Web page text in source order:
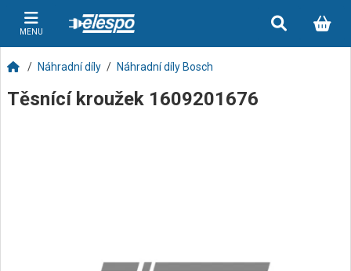
MENU
Náhradní díly Náhradní díly Bosch
Těsnící kroužek 1609201676